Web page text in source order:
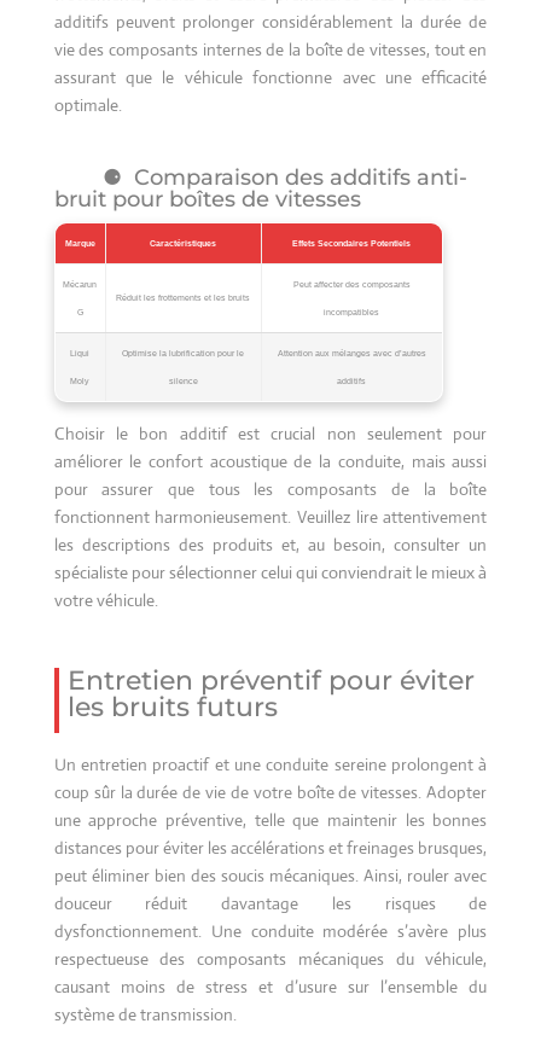
additifs peuvent prolonger considérablement la durée de
vie des composants internes de la boîte de vitesses, tout en
assurant que le véhicule fonctionne avec une efficacité
optimale.
Comparaison des additifs anti-
bruit pour boîtes de vitesses
Marque Caractéristiques Effets Secondaires Potentiels
Mécarun
G
Réduit les frottements et les bruits
Peut affecter des composants
incompatibles
Liqui
Moly
Optimise la lubrification pour le
silence
Attention aux mélanges avec d’autres
additifs
Choisir le bon additif est crucial non seulement pour
améliorer le confort acoustique de la conduite, mais aussi
pour assurer que tous les composants de la boîte
fonctionnent harmonieusement. Veuillez lire attentivement
les descriptions des produits et, au besoin, consulter un
spécialiste pour sélectionner celui qui conviendrait le mieux à
votre véhicule.
Entretien préventif pour éviter
les bruits futurs
Un entretien proactif et une conduite sereine prolongent à
coup sûr la durée de vie de votre boîte de vitesses. Adopter
une approche préventive, telle que maintenir les bonnes
distances pour éviter les accélérations et freinages brusques,
peut éliminer bien des soucis mécaniques. Ainsi, rouler avec
douceur réduit davantage les risques de
dysfonctionnement. Une conduite modérée s’avère plus
respectueuse des composants mécaniques du véhicule,
causant moins de stress et d’usure sur l’ensemble du
système de transmission.